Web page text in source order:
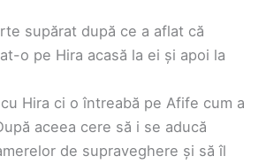
supărat după ce a aflat că
o pe Hira acasă la ei și apoi la
Hira ci o întreabă pe Afife cum a
aceea cere să i se aducă
de supraveghere și să îl